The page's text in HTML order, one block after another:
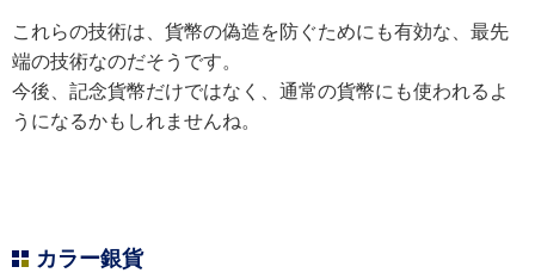
これらの技術は、貨幣の偽造を防ぐためにも有効な、最先
端の技術なのだそうです。
今後、記念貨幣だけではなく、通常の貨幣にも使われるよ
うになるかもしれませんね。
カラー銀貨